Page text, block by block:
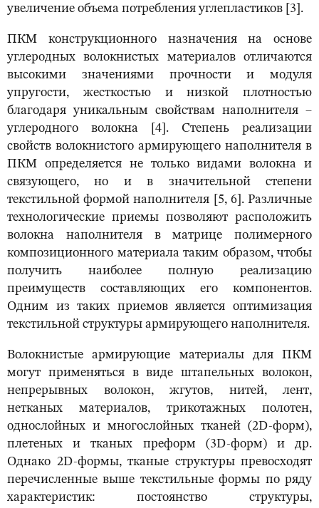
увеличение объема потребления углепластиков [3].
ПКМ конструкционного назначения на основе
углеродных волокнистых материалов отличаются
высокими значениями прочности и модуля
упругости, жесткостью и низкой плотностью
благодаря уникальным свойствам наполнителя –
углеродного волокна [4]. Степень реализации
свойств волокнистого армирующего наполнителя в
ПКМ определяется не только видами волокна и
связующего, но и в значительной степени
текстильной формой наполнителя [5, 6]. Различные
технологические приемы позволяют расположить
волокна наполнителя в матрице полимерного
композиционного материала таким образом, чтобы
получить наиболее полную реализацию
преимуществ составляющих его компонентов.
Одним из таких приемов является оптимизация
текстильной структуры армирующего наполнителя.
Волокнистые армирующие материалы для ПКМ
могут применяться в виде штапельных волокон,
непрерывных волокон, жгутов, нитей, лент,
нетканых материалов, трикотажных полотен,
однослойных и многослойных тканей (2D-форм),
плетеных и тканых преформ (3D-форм) и др.
Однако 2D-формы, тканые структуры превосходят
перечисленные выше текстильные формы по ряду
характеристик: постоянство структуры,